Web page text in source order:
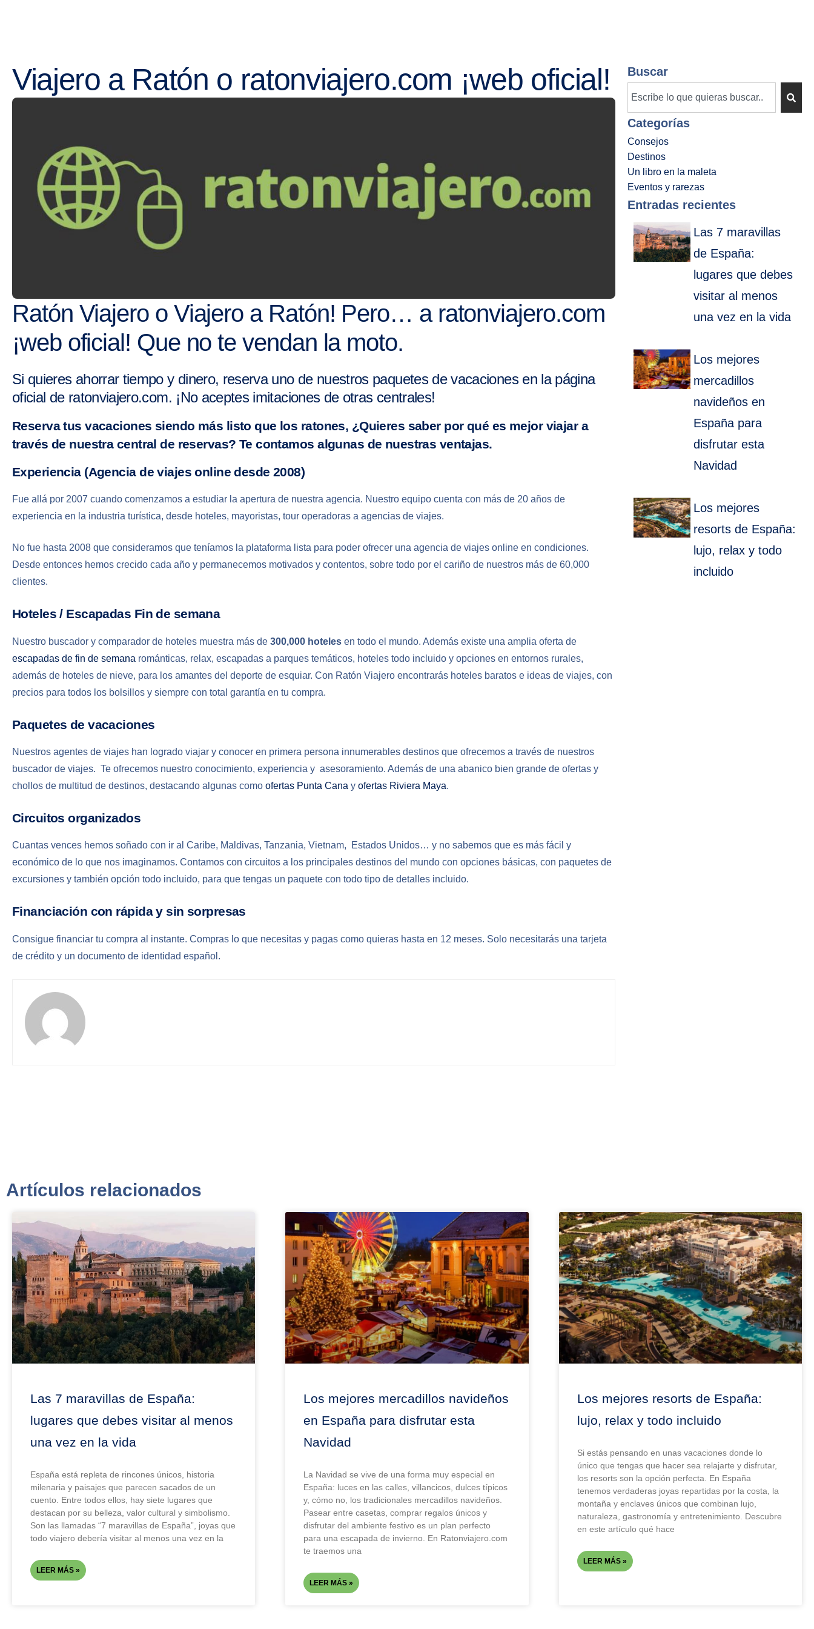
Viajero a Ratón o ratonviajero.com ¡web oficial!
Ratón Viajero o Viajero a Ratón! Pero… a ratonviajero.com
¡web oficial! Que no te vendan la moto.
Si quieres ahorrar tiempo y dinero, reserva uno de nuestros paquetes de vacaciones en la página
oficial de ratonviajero.com. ¡No aceptes imitaciones de otras centrales!
Reserva tus vacaciones siendo más listo que los ratones, ¿Quieres saber por qué es mejor viajar a
través de nuestra central de reservas? Te contamos algunas de nuestras ventajas.
Experiencia (Agencia de viajes online desde 2008)
Fue allá por 2007 cuando comenzamos a estudiar la apertura de nuestra agencia. Nuestro equipo cuenta con más de 20 años de
experiencia en la industria turística, desde hoteles, mayoristas, tour operadoras a agencias de viajes.
No fue hasta 2008 que consideramos que teníamos la plataforma lista para poder ofrecer una agencia de viajes online en condiciones.
Desde entonces hemos crecido cada año y permanecemos motivados y contentos, sobre todo por el cariño de nuestros más de 60,000
clientes.
Hoteles / Escapadas Fin de semana
Nuestro buscador y comparador de hoteles muestra más de 300,000 hoteles en todo el mundo. Además existe una amplia oferta de
escapadas de fin de semana románticas, relax, escapadas a parques temáticos, hoteles todo incluido y opciones en entornos rurales,
además de hoteles de nieve, para los amantes del deporte de esquiar. Con Ratón Viajero encontrarás hoteles baratos e ideas de viajes, con
precios para todos los bolsillos y siempre con total garantía en tu compra.
Paquetes de vacaciones
Nuestros agentes de viajes han logrado viajar y conocer en primera persona innumerables destinos que ofrecemos a través de nuestros
buscador de viajes. Te ofrecemos nuestro conocimiento, experiencia y asesoramiento. Además de una abanico bien grande de ofertas y
chollos de multitud de destinos, destacando algunas como ofertas Punta Cana y ofertas Riviera Maya.
Circuitos organizados
Cuantas vences hemos soñado con ir al Caribe, Maldivas, Tanzania, Vietnam, Estados Unidos… y no sabemos que es más fácil y
económico de lo que nos imaginamos. Contamos con circuitos a los principales destinos del mundo con opciones básicas, con paquetes de
excursiones y también opción todo incluido, para que tengas un paquete con todo tipo de detalles incluido.
Financiación con rápida y sin sorpresas
Consigue financiar tu compra al instante. Compras lo que necesitas y pagas como quieras hasta en 12 meses. Solo necesitarás una tarjeta
de crédito y un documento de identidad español.
Buscar
Categorías
Consejos
Destinos
Un libro en la maleta
Eventos y rarezas
Entradas recientes
Las 7 maravillas
de España:
lugares que debes
visitar al menos
una vez en la vida
Los mejores
mercadillos
navideños en
España para
disfrutar esta
Navidad
Los mejores
resorts de España:
lujo, relax y todo
incluido
Artículos relacionados
Las 7 maravillas de España:
lugares que debes visitar al menos
una vez en la vida
España está repleta de rincones únicos, historia
milenaria y paisajes que parecen sacados de un
cuento. Entre todos ellos, hay siete lugares que
destacan por su belleza, valor cultural y simbolismo.
Son las llamadas “7 maravillas de España”, joyas que
todo viajero debería visitar al menos una vez en la
LEER MÁS »
Los mejores mercadillos navideños
en España para disfrutar esta
Navidad
La Navidad se vive de una forma muy especial en
España: luces en las calles, villancicos, dulces típicos
y, cómo no, los tradicionales mercadillos navideños.
Pasear entre casetas, comprar regalos únicos y
disfrutar del ambiente festivo es un plan perfecto
para una escapada de invierno. En Ratonviajero.com
te traemos una
LEER MÁS »
Los mejores resorts de España:
lujo, relax y todo incluido
Si estás pensando en unas vacaciones donde lo
único que tengas que hacer sea relajarte y disfrutar,
los resorts son la opción perfecta. En España
tenemos verdaderas joyas repartidas por la costa, la
montaña y enclaves únicos que combinan lujo,
naturaleza, gastronomía y entretenimiento. Descubre
en este artículo qué hace
LEER MÁS »